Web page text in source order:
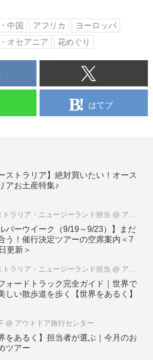
中国 アフリカ
ヨーロッパ
オセアニア 花めぐり
はてブ
ストラリア】絶対買いたい！オース
アお土産特集♪
トラリア・ニュージーランド担当 @ アメリカ・オセアニア旅行センター
バーウイーク（9/19～9/23）】まだ
う！催行決定ツアーの空席案内＜7
更新＞
トラリア・ニュージーランド担当 @ アメリカ・オセアニア旅行センター
ォードトラック完全ガイド｜世界で
しい散歩道を歩く【世界をあるく】
@ アウトドア旅行センター
をあるく】担当者が選ぶ｜今月のお
ツアー